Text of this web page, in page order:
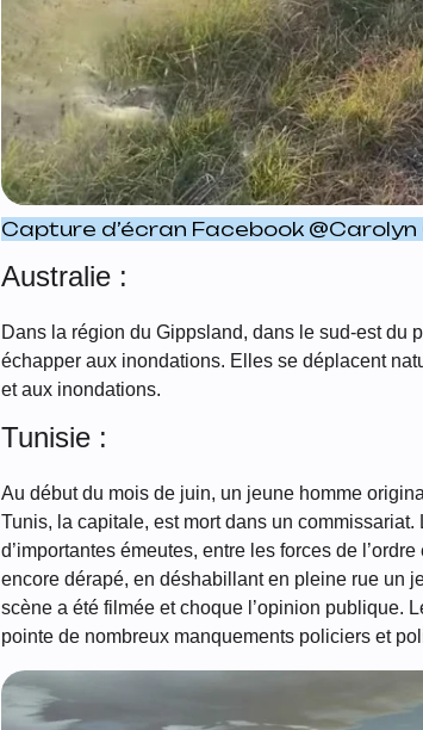
Capture d’écran Facebook
Australie :
Dans la région du Gippsland, dans le sud-est du
échapper aux inondations. Elles se déplacent
et aux inondations.
Tunisie :
Au début du mois de juin, un jeune homme
Tunis, la capitale, est mort dans un
d’importantes émeutes, entre les forces de
encore dérapé, en déshabillant en pleine rue un
scène a été filmée et choque l’opinion publique.
pointe de nombreux manquements policiers et